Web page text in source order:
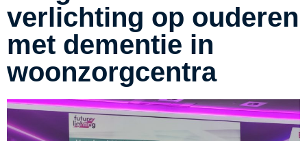
verlichting op ouderen
met dementie in
woonzorgcentra